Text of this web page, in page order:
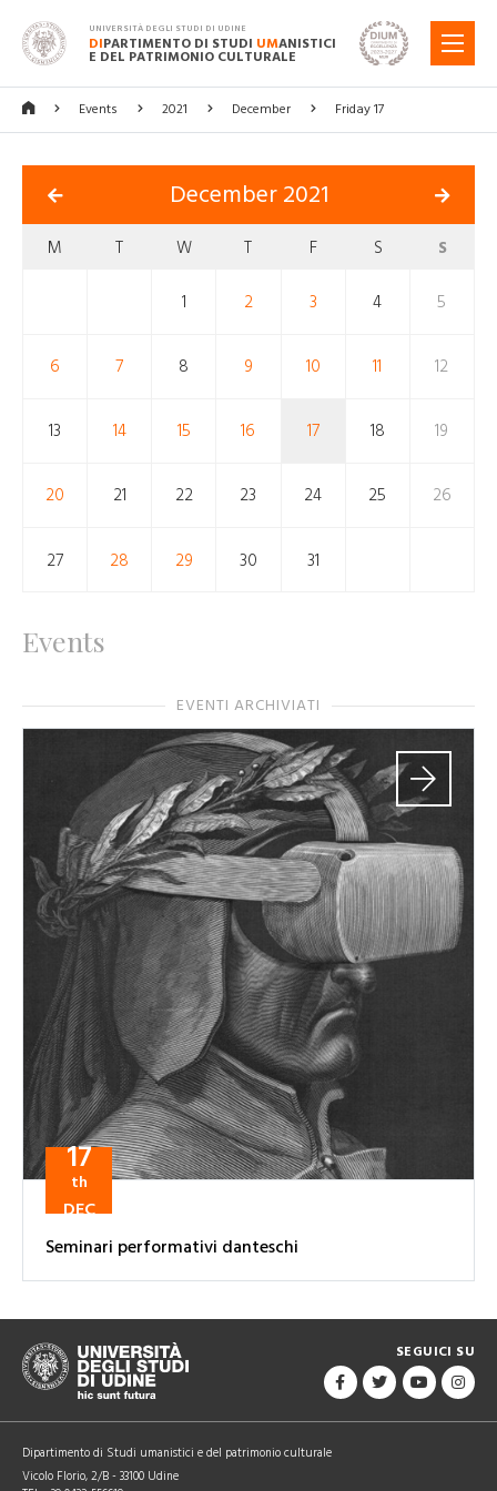
UNIVERSITÀ DEGLI STUDI DI UDINE
DIPARTIMENTO DI STUDI UMANISTICI
E DEL PATRIMONIO CULTURALE
MENU
Events 2021 December Friday 17
December 2021
M T W T F S S
1 2 3 4 5
6 7 8 9 10 11 12
13 14 15 16 17 18 19
20 21 22 23 24 25 26
27 28 29 30 31
Events
EVENTI ARCHIVIATI
17
th
DEC
Seminari performativi danteschi
SEGUICI SU
Dipartimento di Studi umanistici e del patrimonio culturale
Vicolo Florio, 2/B - 33100 Udine